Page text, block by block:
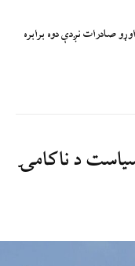
صادرات نږدې دوه برابره
د ناکامۍ